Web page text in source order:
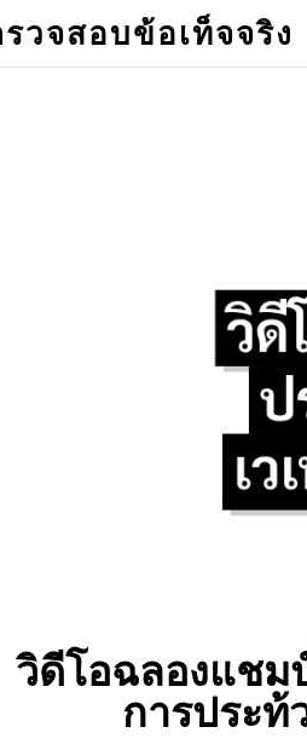
วจสอบข้อเท็จจริง
วิดีโอฉลองแชม
การประท้